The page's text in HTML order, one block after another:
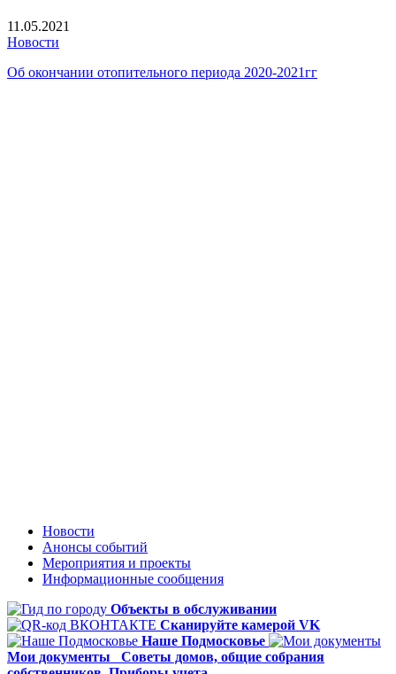
11.05.2021
Новости
Об окончании отопительного периода 2020-2021гг
Новости
Анонсы событий
Мероприятия и проекты
Информационные сообщения
Объекты в обслуживании
Сканируйте камерой VK
Наше Подмосковье
Мои документы
Советы домов, общие собрания